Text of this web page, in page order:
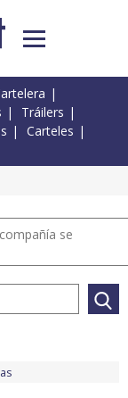
Tráilers
Carteles
se